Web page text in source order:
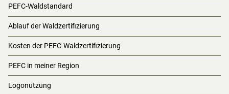
PEFC-Waldstandard
Ablauf der Waldzertifizierung
Kosten der PEFC-Waldzertifizierung
PEFC in meiner Region
Logonutzung